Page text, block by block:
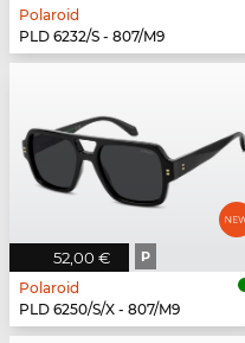
Polaroid
PLD 6232/S - 807/M9
52,00 € P
Polaroid
PLD 6250/S/X - 807/M9